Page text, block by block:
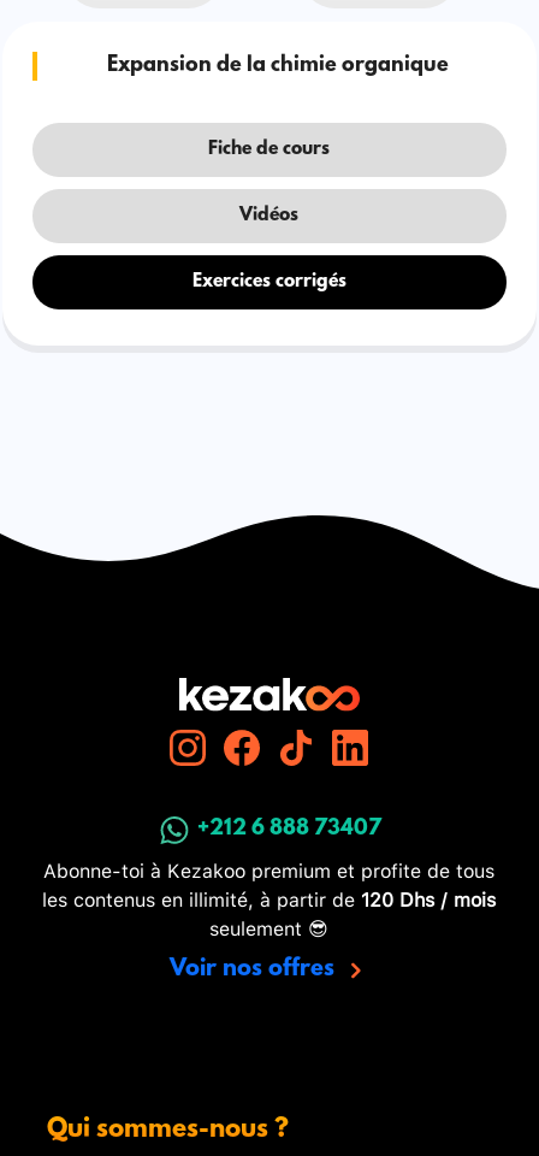
Expansion de la chimie organique
Fiche de cours
Vidéos
Exercices corrigés
+212 6 888 73407
Abonne-toi à Kezakoo premium et profite de tous
les contenus en illimité, à partir de 120 Dhs / mois
seulement 😎
Voir nos offres
Qui sommes-nous ?